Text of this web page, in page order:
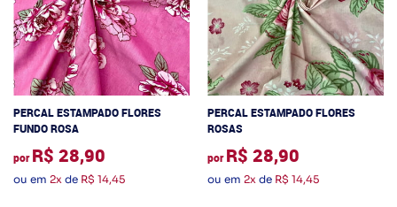
PERCAL ESTAMPADO FLORES
FUNDO ROSA
por R$ 28,90
ou em 2x de R$ 14,45
PERCAL ESTAMPADO FLORES
ROSAS
por R$ 28,90
ou em 2x de R$ 14,45